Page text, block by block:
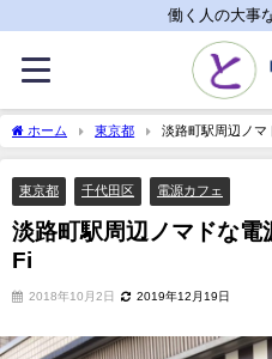
働く人の大事
ホーム 東京都 淡路町駅周辺ノマ
東京都 千代田区 電源カフェ
淡路町駅周辺ノマドな
Fi
2018年10月2日 2019年12月19日